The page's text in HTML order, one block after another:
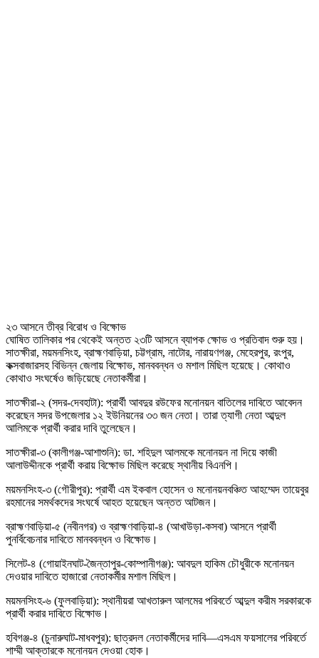
২৩ আসনে তীব্র বিরোধ ও বিক্ষোভ
ঘোষিত তালিকার পর থেকেই অন্তত ২৩টি আসনে ব্যাপক ক্ষোভ ও প্রতিবাদ শুরু হয়।
সাতক্ষীরা, ময়মনসিংহ, ব্রাহ্মণবাড়িয়া, চট্টগ্রাম, নাটোর, নারায়ণগঞ্জ, মেহেরপুর, রংপুর,
কক্সবাজারসহ বিভিন্ন জেলায় বিক্ষোভ, মানববন্ধন ও মশাল মিছিল হয়েছে। কোথাও
কোথাও সংঘর্ষেও জড়িয়েছে নেতাকর্মীরা।
সাতক্ষীরা-২ (সদর-দেবহাটা): প্রার্থী আবদুর রউফের মনোনয়ন বাতিলের দাবিতে আবেদন
করেছেন সদর উপজেলার ১২ ইউনিয়নের ৩৩ জন নেতা। তারা ত্যাগী নেতা আব্দুল
আলিমকে প্রার্থী করার দাবি তুলেছেন।
সাতক্ষীরা-৩ (কালীগঞ্জ-আশাশুনি): ডা. শহিদুল আলমকে মনোনয়ন না দিয়ে কাজী
আলাউদ্দীনকে প্রার্থী করায় বিক্ষোভ মিছিল করেছে স্থানীয় বিএনপি।
ময়মনসিংহ-৩ (গৌরীপুর): প্রার্থী এম ইকবাল হোসেন ও মনোনয়নবঞ্চিত আহম্মেদ তায়েবুর
রহমানের সমর্থকদের সংঘর্ষে আহত হয়েছেন অন্তত আটজন।
ব্রাহ্মণবাড়িয়া-৫ (নবীনগর) ও ব্রাহ্মণবাড়িয়া-৪ (আখাউড়া-কসবা) আসনে প্রার্থী
পুনর্বিবেচনার দাবিতে মানববন্ধন ও বিক্ষোভ।
সিলেট-৪ (গোয়াইনঘাট-জৈন্তাপুর-কোম্পানীগঞ্জ): আবদুল হাকিম চৌধুরীকে মনোনয়ন
দেওয়ার দাবিতে হাজারো নেতাকর্মীর মশাল মিছিল।
ময়মনসিংহ-৬ (ফুলবাড়িয়া): স্থানীয়রা আখতারুল আলমের পরিবর্তে আব্দুল করীম সরকারকে
প্রার্থী করার দাবিতে বিক্ষোভ।
হবিগঞ্জ-৪ (চুনারুঘাট-মাধবপুর): ছাত্রদল নেতাকর্মীদের দাবি—এসএম ফয়সালের পরিবর্তে
শাম্মী আক্তারকে মনোনয়ন দেওয়া হোক।